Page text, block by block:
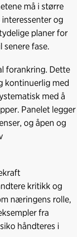
må i større
og
planer for
fase.
forankring. Dette
kontinuerlig med
med å
Panelet legger
og åpen og
kritikk og
næringens rolle,
fra
håndteres i